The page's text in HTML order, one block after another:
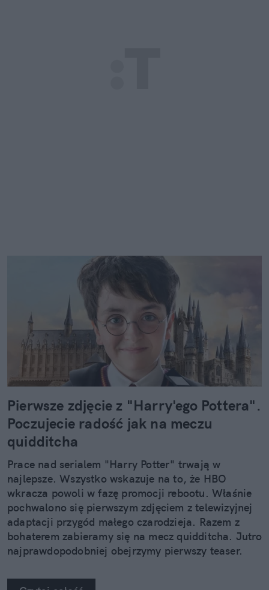
Pierwsze zdjęcie z "Harry'ego Pottera".
Poczujecie radość jak na meczu
quidditcha
Prace nad serialem "Harry Potter" trwają w
najlepsze. Wszystko wskazuje na to, że HBO
wkracza powoli w fazę promocji rebootu. Właśnie
pochwalono się pierwszym zdjęciem z telewizyjnej
adaptacji przygód małego czarodzieja. Razem z
bohaterem zabieramy się na mecz quidditcha. Jutro
najprawdopodobniej obejrzymy pierwszy teaser.